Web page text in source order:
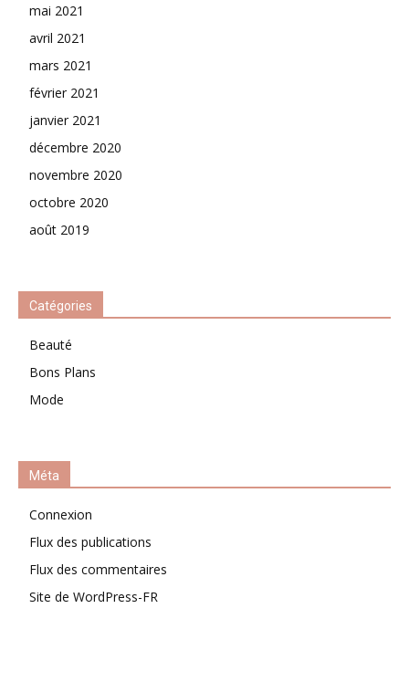
mai 2021
avril 2021
mars 2021
février 2021
janvier 2021
décembre 2020
novembre 2020
octobre 2020
août 2019
Catégories
Beauté
Bons Plans
Mode
Méta
Connexion
Flux des publications
Flux des commentaires
Site de WordPress-FR